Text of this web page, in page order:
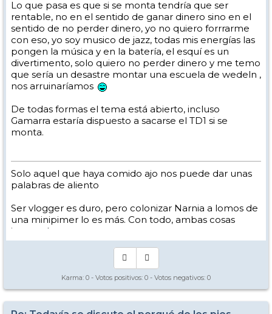
Lo que pasa es que si se monta tendría que ser
rentable, no en el sentido de ganar dinero sino en el
sentido de no perder dinero, yo no quiero forrrarme
con eso, yo soy musico de jazz, todas mis energías las
pongen la música y en la batería, el esquí es un
divertimento, solo quiero no perder dinero y me temo
que sería un desastre montar una escuela de wedeln ,
nos arruinaríamos
De todas formas el tema está abierto, incluso
Gamarra estaría dispuesto a sacarse el TD1 si se
monta.
Solo aquel que haya comido ajo nos puede dar unas
palabras de aliento
Ser vlogger es duro, pero colonizar Narnia a lomos de
una minipimer lo es más. Con todo, ambas cosas
intento hacer.
Yo hago esquí extremo : voy de extremo a extremo
Los caminos del esquí son inescrotables ...
Karma: 0 - Votos positivos: 0 - Votos negativos: 0